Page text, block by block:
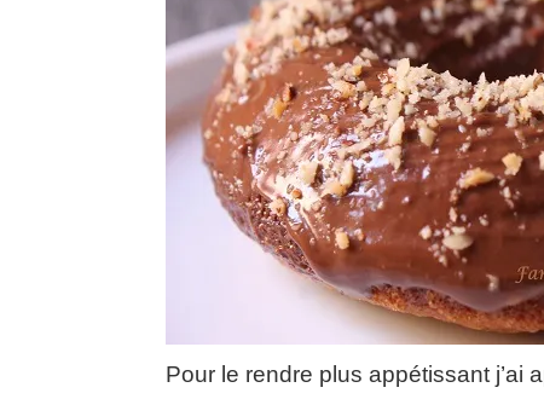
Pour le rendre plus appétissant j’ai